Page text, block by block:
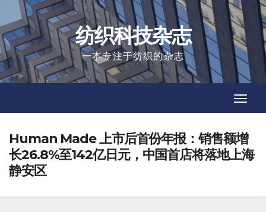
to
content
纺织科技杂志
一本专注于纺织的杂志
Human Made 上市后首份年报：销售额增
长26.8%至142亿日元，中国首店将落地上海
静安区